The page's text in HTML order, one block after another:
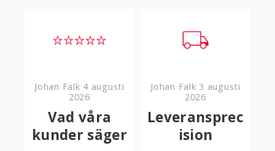
Johan Falk 4 augusti
2026
Vad våra
kunder säger
Johan Falk 3 augusti
2026
Leveransprec
ision